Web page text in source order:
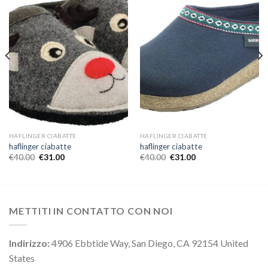
HAFLINGER CIABATTE
haflinger ciabatte
€40.00 €31.00
HAFLINGER CIABATTE
haflinger ciabatte
€40.00 €31.00
METTITI IN CONTATTO CON NOI
Indirizzo:4906 Ebbtide Way, San Diego, CA 92154 United
States